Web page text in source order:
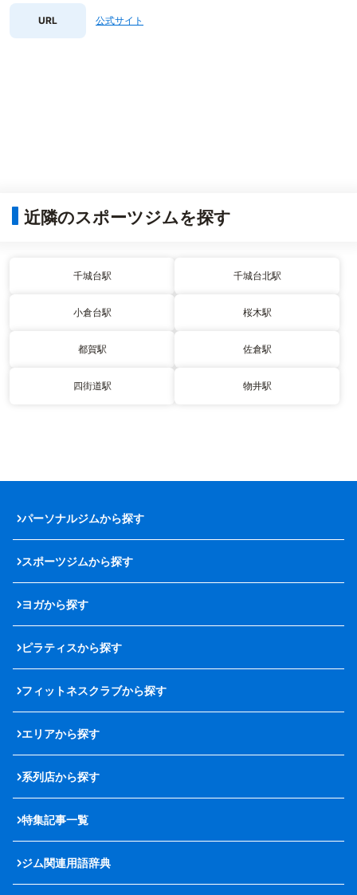
URL 公式サイト
近隣のスポーツジムを探す
千城台駅 千城台北駅
小倉台駅 桜木駅
都賀駅 佐倉駅
四街道駅 物井駅
パーソナルジムから探す
スポーツジムから探す
ヨガから探す
ピラティスから探す
フィットネスクラブから探す
エリアから探す
系列店から探す
特集記事一覧
ジム関連用語辞典